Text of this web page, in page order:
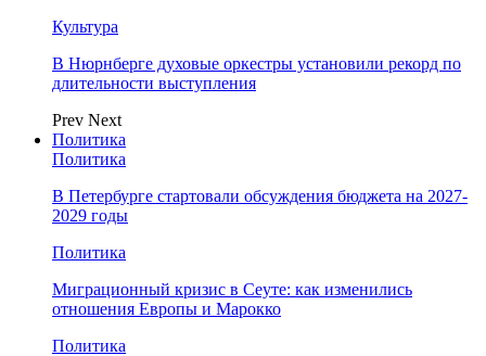
Культура
В Нюрнберге духовые оркестры установили рекорд по
длительности выступления
Prev Next
Политика
Политика
В Петербурге стартовали обсуждения бюджета на 2027-
2029 годы
Политика
Миграционный кризис в Сеуте: как изменились
отношения Европы и Марокко
Политика